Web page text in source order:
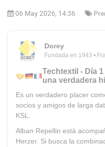
06 May 2026, 14:36
Dorey
Fundada en 1943 •
Techtextil - Día
una verdadera
Es un verdadero placer
socios y amigos de larga
KSL.
Alban Repellin está
Herzer. Si busca la